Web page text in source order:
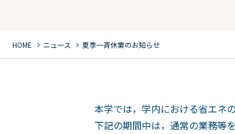
HOME chevron_right ニュース chevron_right 夏季一斉休業のお知らせ
本学では，学内における省エネ
下記の期間中は，通常の業務等